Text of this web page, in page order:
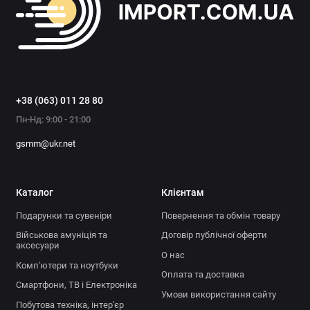
+38 (063) 011 28 80
Пн-Нд: 9:00 - 21:00
gsmm@ukr.net
Каталог
Подарунки та сувеніри
Військова амуніція та
аксесуари
Комп'ютери та ноутбуки
Смартфони, ТВ і Електроніка
Побутова техніка, інтер'єр
Клієнтам
Повернення та обмін товару
Договір публічної оферти
О нас
Оплата та доставка
Умови використання сайту